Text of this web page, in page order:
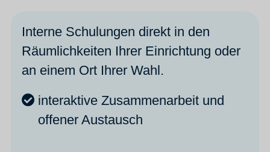
Interne Schulungen direkt in den
Räumlichkeiten Ihrer Einrichtung oder
an einem Ort Ihrer Wahl.
interaktive Zusammenarbeit und
offener Austausch